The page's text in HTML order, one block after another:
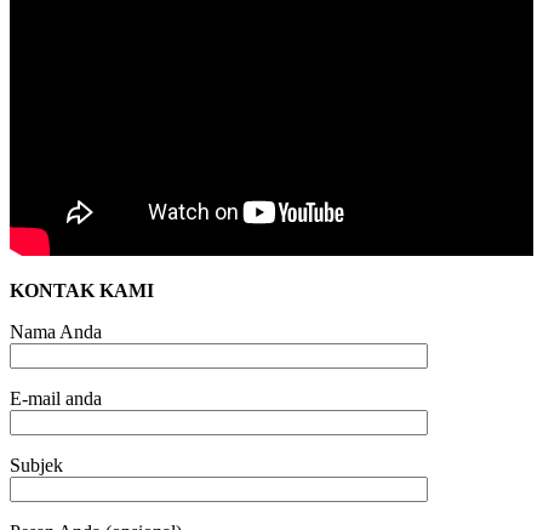
KONTAK KAMI
Nama Anda
E-mail anda
Subjek